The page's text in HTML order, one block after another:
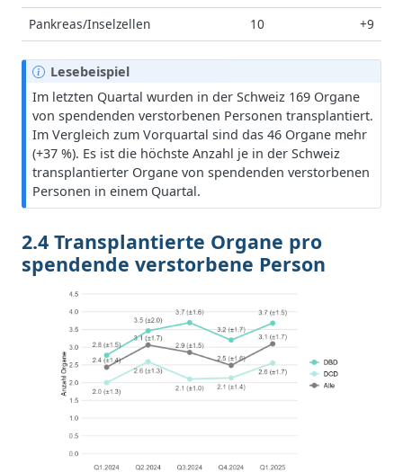
Pankreas/Inselzellen
10 +9
H
w
e
Lesebeispiel
Im letzten Quartal wurden in der Schweiz 169 Organe
von spendenden verstorbenen Personen transplantiert.
Im Vergleich zum Vorquartal sind das 46 Organe mehr
(+37 %). Es ist die höchste Anzahl je in der Schweiz
transplantierter Organe von spendenden verstorbenen
Personen in einem Quartal.
2.4 Transplantierte Organe pro
spendende verstorbene Person